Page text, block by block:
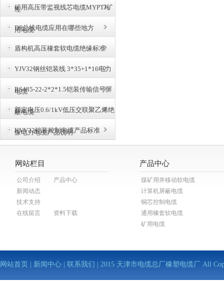
理
矿用高压带监视线芯电缆MYPTJ矿
用电缆
DP总线电缆应用在哪些地方
盾构机高压橡套软电缆绝缘标准
YJV32钢丝铠装线 3*35+1*16电力
电缆
RS485-22-2*2*1.5铠装传输信号屏
蔽电缆
额定电压0.6/1kV低压交联聚乙烯绝
缘电力电缆产品说明
KVV22铠装控制电缆产品标准
网站栏目
公司介绍
产品中心
新闻动态
技术支持
在线留言
资料下载
产品中心
煤矿用井移动软电缆
计算机屏蔽电缆
铜芯控制电缆
通用橡套软电缆
矿用电缆
网站首页 新闻中心 联系我们 | 2015 天津市电缆总厂橡塑电缆厂 All